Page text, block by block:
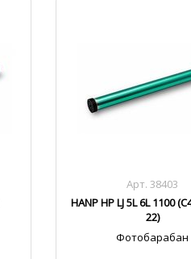
Арт. 38403
HANP HP LJ 5L 6L 1100
22)
Фотобарабан